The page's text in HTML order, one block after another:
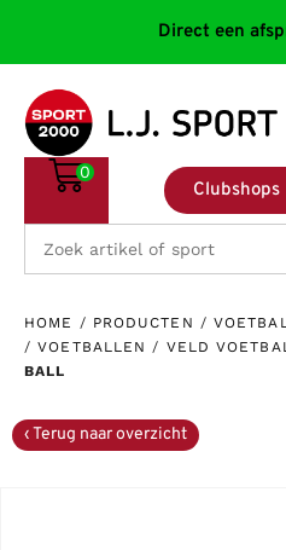
Direct een
Clubshops
0
HOME / PRODUCTEN /
/VOETBALLEN / VELD
BALL